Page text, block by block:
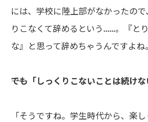
には、学校に陸上部がなかったの
りこなくて辞めるという......。『と
な』と思って辞めちゃうんですよ
――でも「しっくりこないことは続け
「そうですね。学生時代から、楽